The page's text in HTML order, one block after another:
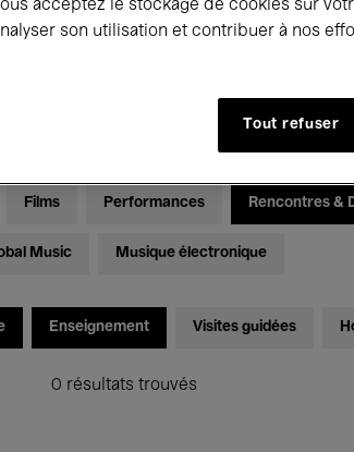
Films Performances Rencontres &
Music Musique électronique
Enseignement Visites guidées
0 résultats trouvés
acceptez le stockage de cookies sur
son utilisation et contribuer à nos
Tout refuser